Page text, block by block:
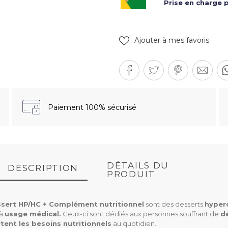
Prise en charge
Ajouter à mes favoris
Paiement 100% sécurisé
DESCRIPTION
DÉTAILS DU
PRODUIT
HP/HC + Complément nutritionnel sont des desserts
usage médical. Ceux-ci sont dédiés aux personnes souffrant de
les besoins nutritionnels au quotidien.